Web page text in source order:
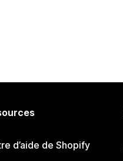
d’aide de Shopify